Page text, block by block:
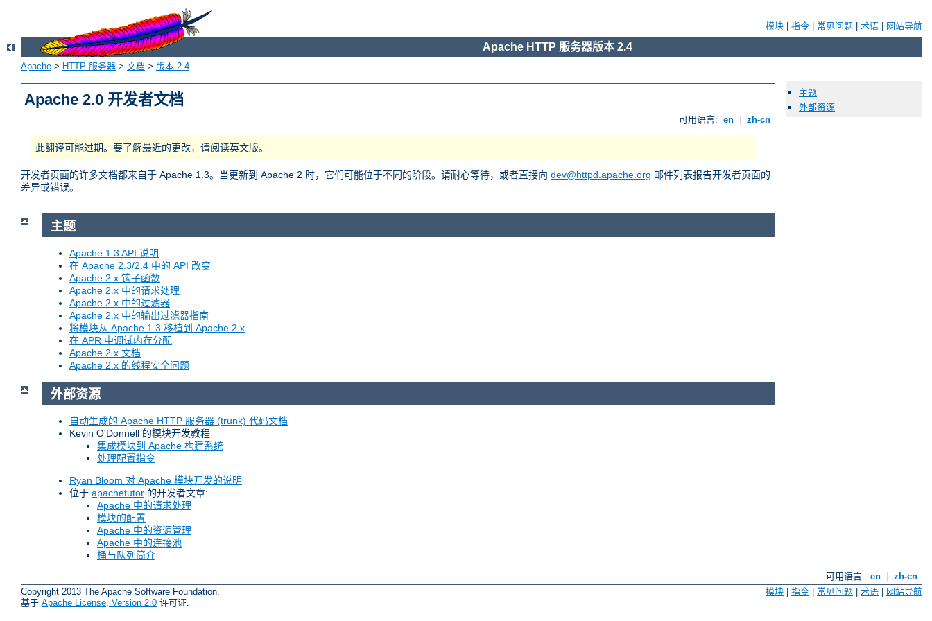
模块 指令 常见问题 术语 网站导航
Apache HTTP 服务器版本 2.4
Apache > HTTP 服务器 > 文档 > 版本 2.4
Apache 2.0 开发者文档
可用语言: en zh-cn
此翻译可能过期。要了解最近的更改，请阅读英文版。
开发者页面的许多文档都来自于 Apache 1.3。当更新到 Apache 2 时，它们可能位于不同的阶段。请耐心等待，或者直接向 dev@httpd.apache.org 邮件列表报告开发者页面的
差异或错误。
主题
外部资源
主题
Apache 1.3 API 说明
在 Apache 2.3/2.4 中的 API 改变
Apache 2.x 钩子函数
Apache 2.x 中的请求处理
Apache 2.x 中的过滤器
Apache 2.x 中的输出过滤器指南
将模块从 Apache 1.3 移植到 Apache 2.x
在 APR 中调试内存分配
Apache 2.x 文档
Apache 2.x 的线程安全问题
外部资源
自动生成的 Apache HTTP 服务器 (trunk) 代码文档
Kevin O'Donnell 的模块开发教程
集成模块到 Apache 构建系统
处理配置指令
Ryan Bloom 对 Apache 模块开发的说明
位于 apachetutor 的开发者文章:
Apache 中的请求处理
模块的配置
Apache 中的资源管理
Apache 中的连接池
桶与队列简介
可用语言: en
zh-cn
Copyright 2013 The Apache Software Foundation.
基于 Apache License, Version 2.0 许可证.
模块 指令 常见问题 术语 网站导航